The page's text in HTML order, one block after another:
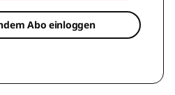
Abo einloggen